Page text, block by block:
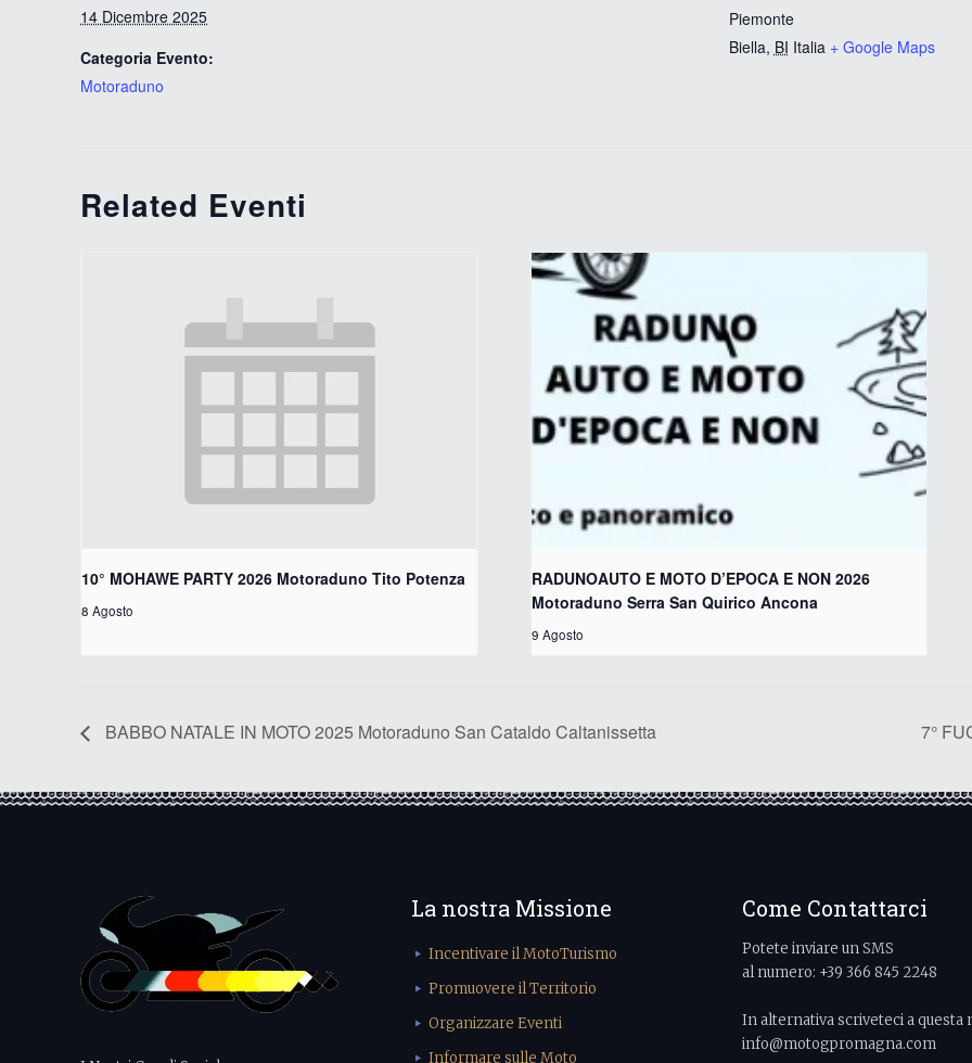
14 Dicembre 2025
Categoria Evento:
Motoraduno
Piemonte
Biella, BI Italia + Google Maps
Related Eventi
10° MOHAWE PARTY 2026 Motoraduno Tito Potenza
8 Agosto
RADUNOAUTO E MOTO D’EPOCA E NON 2026
Motoraduno Serra San Quirico Ancona
9 Agosto
BABBO NATALE IN MOTO 2025 Motoraduno San Cataldo Caltanissetta 7°
La nostra Missione
Incentivare il MotoTurismo
Promuovere il Territorio
Organizzare Eventi
Informare sulle Moto
Come Contattarci
Potete inviare un SMS
al numero: +39 366 845 2248
In alternativa scriveteci a questa
info@motogpromagna.com